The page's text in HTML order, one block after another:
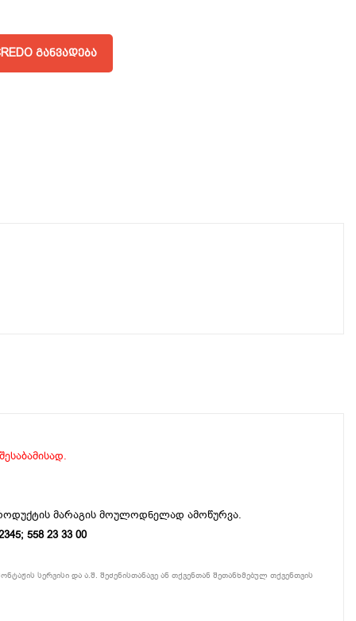
ᲒᲐᲜᲕᲐᲓᲔᲑᲐ
მარაგის მოულოდნელად ამოწურვა.
558 23 33 00
სერვისი და ა.შ. შეძენისთანავე ან თქვენთან შეთანხმებულ თქვენთვის